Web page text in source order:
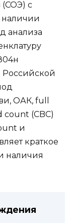
(СОЭ) с
анализа
Российской
ОАК, full
count (CBC)
и
краткое
наличия